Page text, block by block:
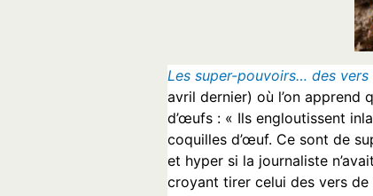
Les super-pouvoirs… des vers
avril dernier) où l’on apprend
d’œufs : « Ils engloutissent
coquilles d’œuf. Ce sont de
et hyper si la journaliste
croyant tirer celui des vers